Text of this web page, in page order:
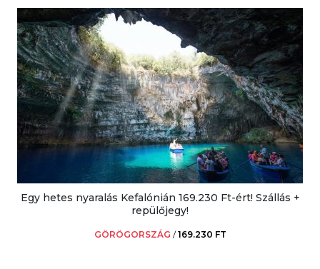
Egy hetes nyaralás Kefalónián 169.230 Ft-ért! Szállás +
repülőjegy!
GÖRÖGORSZÁG /169.230 FT